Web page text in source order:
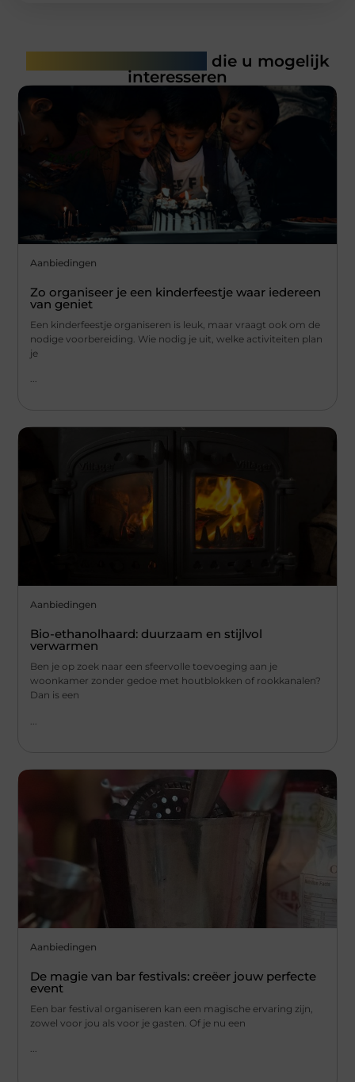
die u mogelijk
interesseren
Aanbiedingen
Zo organiseer je een kinderfeestje waar iedereen
van geniet
Een kinderfeestje organiseren is leuk, maar vraagt ook om de
nodige voorbereiding. Wie nodig je uit, welke activiteiten plan
je
...
Aanbiedingen
Bio-ethanolhaard: duurzaam en stijlvol
verwarmen
Ben je op zoek naar een sfeervolle toevoeging aan je
woonkamer zonder gedoe met houtblokken of rookkanalen?
Dan is een
Aanbiedingen
De magie van bar festivals: creëer jouw perfecte
event
Een bar festival organiseren kan een magische ervaring zijn,
zowel voor jou als voor je gasten. Of je nu een
...